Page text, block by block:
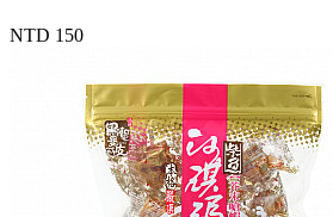
NTD 150